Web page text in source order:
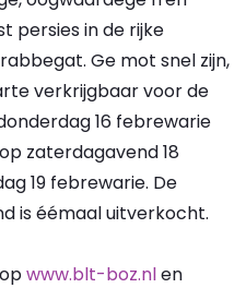
persies in de rijke
Ge mot snel zijn,
verkrijgbaar voor de
16 febrewarie
zaterdagavend 18
19 febrewarie. De
is éémaal uitverkocht.
www.blt-boz.nlen